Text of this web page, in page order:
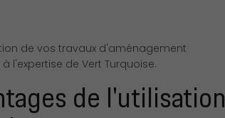
de vos travaux d'aménagement
l'expertise de Vert Turquoise.
de l'utilisation